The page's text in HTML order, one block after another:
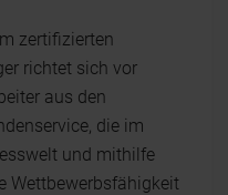
zertifizierten
richtet sich vor
aus den
die im
und mithilfe
Wettbewerbsfähigkeit